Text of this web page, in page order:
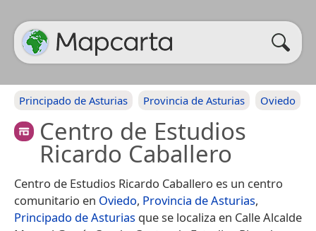
Principado de Asturias Provincia de Asturias Oviedo
Centro de Estudios
Ricardo Caballero
Centro de Estudios Ricardo Caballero es un centro
comunitario en Oviedo, Provincia de Asturias,
Principado de Asturias que se localiza en Calle Alcalde